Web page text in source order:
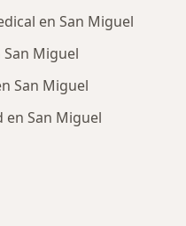
en San Miguel
Miguel
San Miguel
en San Miguel